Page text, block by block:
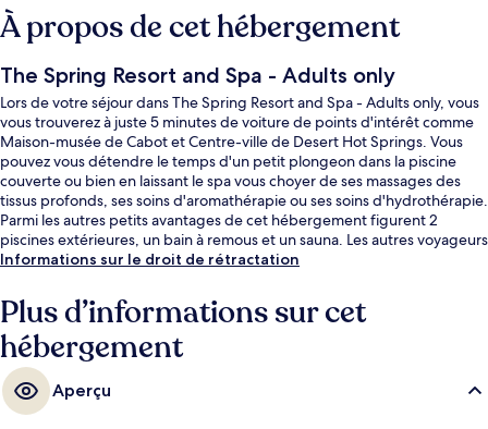
À propos de cet hébergement
The Spring Resort and Spa - Adults only
Lors de votre séjour dans The Spring Resort and Spa - Adults only, vous
vous trouverez à juste 5 minutes de voiture de points d'intérêt comme
Maison-musée de Cabot et Centre-ville de Desert Hot Springs. Vous
pouvez vous détendre le temps d'un petit plongeon dans la piscine
couverte ou bien en laissant le spa vous choyer de ses massages des
tissus profonds, ses soins d'aromathérapie ou ses soins d'hydrothérapie.
Parmi les autres petits avantages de cet hébergement figurent 2
piscines extérieures, un bain à remous et un sauna. Les autres voyageurs
ne disent que du bien en ce qui concerne le personnel attentionné.
Informations sur le droit de rétractation
Plus d’informations sur cet
hébergement
Aperçu